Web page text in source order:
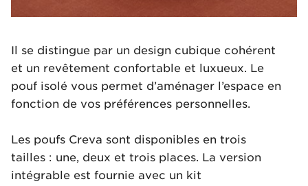
Il se distingue par un design cubique cohérent
et un revêtement confortable et luxueux. Le
pouf isolé vous permet d’aménager l’espace en
fonction de vos préférences personnelles.
Les poufs Creva sont disponibles en trois
tailles : une, deux et trois places. La version
intégrable est fournie avec un kit